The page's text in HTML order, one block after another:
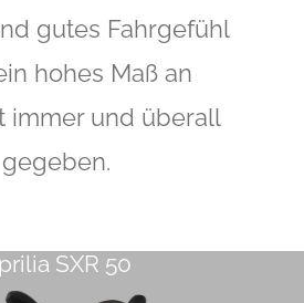
gutes Fahrgefühl
hohes Maß an
immer und überall
gegeben.
SXR 50